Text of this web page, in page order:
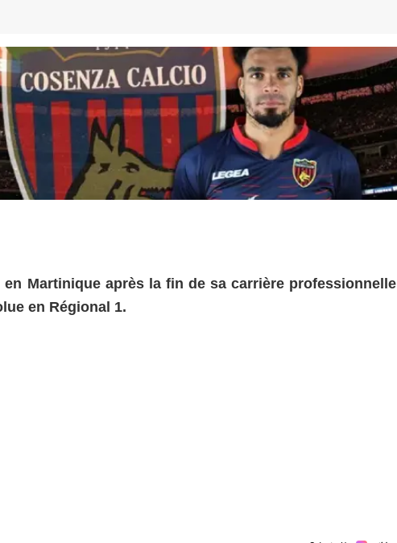
en Martinique après la fin de sa carrière professionnelle
en Régional 1.